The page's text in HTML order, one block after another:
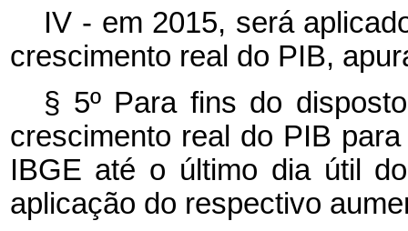
IV - em 2015, será
crescimento real do PIB,
§ 5º Para fins do
crescimento real do PIB
IBGE até o último dia útil
aplicação do respectivo